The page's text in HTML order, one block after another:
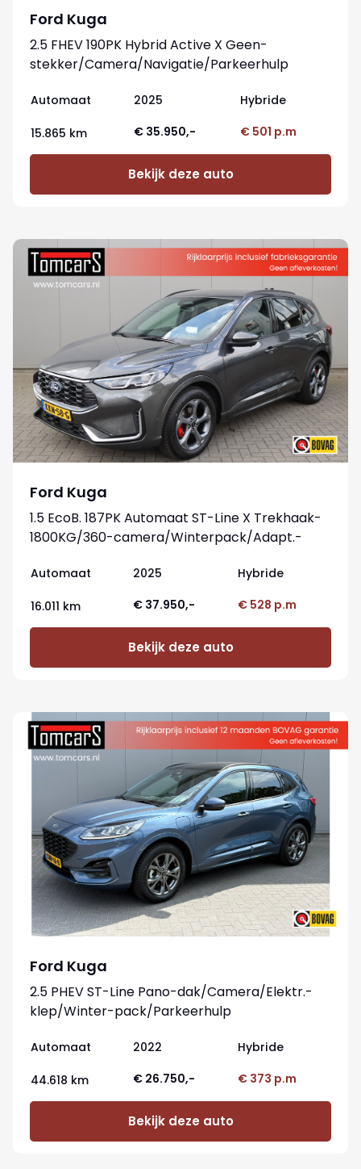
Ford Kuga
2.5 FHEV 190PK Hybrid Active X Geen-
stekker/Camera/Navigatie/Parkeerhulp
Automaat 2025 Hybride
15.865 km € 35.950,- € 501 p.m
Bekijk deze auto
Ford Kuga
1.5 EcoB. 187PK Automaat ST-Line X Trekhaak-
1800KG/360-camera/Winterpack/Adapt.-
Automaat 2025 Hybride
16.011 km € 37.950,- € 528 p.m
Bekijk deze auto
Ford Kuga
2.5 PHEV ST-Line Pano-dak/Camera/Elektr.-
klep/Winter-pack/Parkeerhulp
Automaat 2022 Hybride
44.618 km € 26.750,- € 373 p.m
Bekijk deze auto